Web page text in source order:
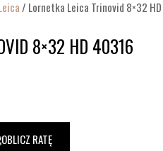
/ Lornetka Leica Trinovid 8×32
8×32 HD 40316